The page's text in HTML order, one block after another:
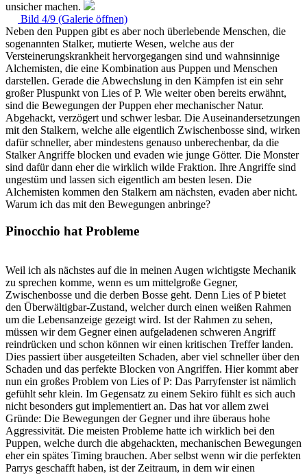
unsicher machen.
Bild 4/9 (Galerie öffnen)
Neben den Puppen gibt es aber noch überlebende Menschen, die
sogenannten Stalker, mutierte Wesen, welche aus der
Versteinerungskrankheit hervorgegangen sind und wahnsinnige
Alchemisten, die eine Kombination aus Puppen und Menschen
darstellen. Gerade die Abwechslung in den Kämpfen ist ein sehr
großer Pluspunkt von Lies of P. Wie weiter oben bereits erwähnt,
sind die Bewegungen der Puppen eher mechanischer Natur.
Abgehackt, verzögert und schwer lesbar. Die Auseinandersetzungen
mit den Stalkern, welche alle eigentlich Zwischenbosse sind, wirken
dafür schneller, aber mindestens genauso unberechenbar, da die
Stalker Angriffe blocken und evaden wie junge Götter. Die Monster
sind dafür dann eher die wirklich wilde Fraktion. Ihre Angriffe sind
ungestüm und lassen sich eigentlich am besten lesen. Die
Alchemisten kommen den Stalkern am nächsten, evaden aber nicht.
Warum ich das mit den Bewegungen anbringe?
Pinocchio hat Probleme
Weil ich als nächstes auf die in meinen Augen wichtigste Mechanik
zu sprechen komme, wenn es um mittelgroße Gegner,
Zwischenbosse und die derben Bosse geht. Denn Lies of P bietet
den Überwältigbar-Zustand, welcher durch einen weißen Rahmen
um die Lebensanzeige gezeigt wird. Ist der Rahmen zu sehen,
müssen wir dem Gegner einen aufgeladenen schweren Angriff
reindrücken und schon können wir einen kritischen Treffer landen.
Dies passiert über ausgeteilten Schaden, aber viel schneller über den
Schaden und das perfekte Blocken von Angriffen. Hier kommt aber
nun ein großes Problem von Lies of P: Das Parryfenster ist nämlich
gefühlt sehr klein. Im Gegensatz zu einem Sekiro fühlt es sich auch
nicht besonders gut implementiert an. Das hat vor allem zwei
Gründe: Die Bewegungen der Gegner und ihre überaus hohe
Aggressivität. Die meisten Probleme hatte ich wirklich bei den
Puppen, welche durch die abgehackten, mechanischen Bewegungen
eher ein spätes Timing brauchen. Aber selbst wenn wir die perfekten
Parrys geschafft haben, ist der Zeitraum, in dem wir einen